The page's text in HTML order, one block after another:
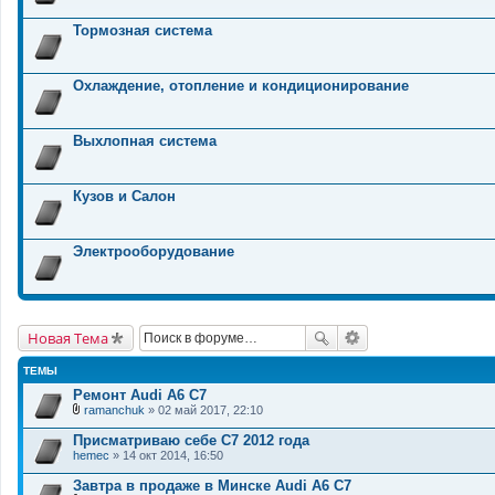
Тормозная система
Охлаждение, отопление и кондиционирование
Выхлопная система
Кузов и Салон
Электрооборудование
Новая Тема
ТЕМЫ
Ремонт Audi A6 C7
л
о
ж
е
н
ramanchuk » 02 май 2017, 22:10
Присматриваю себе С7 2012 года
hemec » 14 окт 2014, 16:50
Завтра в продаже в Минске Audi A6 C7